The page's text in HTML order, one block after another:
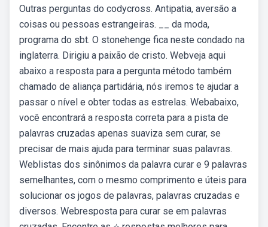
Outras perguntas do codycross. Antipatia, aversão a
coisas ou pessoas estrangeiras. __ da moda,
programa do sbt. O stonehenge fica neste condado na
inglaterra. Dirigiu a paixão de cristo. Webveja aqui
abaixo a resposta para a pergunta método também
chamado de aliança partidária, nós iremos te ajudar a
passar o nível e obter todas as estrelas. Webabaixo,
você encontrará a resposta correta para a pista de
palavras cruzadas apenas suaviza sem curar, se
precisar de mais ajuda para terminar suas palavras.
Weblistas dos sinônimos da palavra curar e 9 palavras
semelhantes, com o mesmo comprimento e úteis para
solucionar os jogos de palavras, palavras cruzadas e
diversos. Webresposta para curar se em palavras